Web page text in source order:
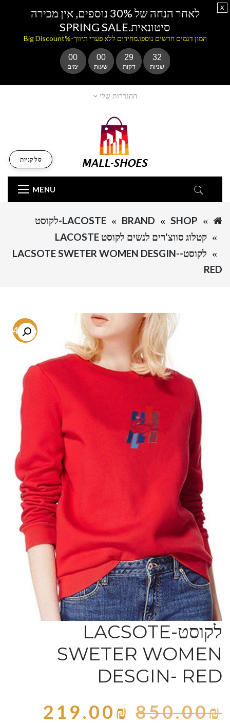
ההגדרות שלי
MENU
סל קניות
SHOP
BRAND
LACOSTE-לקוסט
קטלוג סווצ'רים לנשים לקוסט LACOSTE
לקוסט-LACSOTE SWETER WOMEN DESGIN-
RED
-74.2%
לקוסט-LACSOTE
SWETER WOMEN
DESGIN- RED
850.00₪
219.00₪
לאחר הנחה של 30% נוספים, אין מכירה
סיטונאית.SPRING SALE
המון דגמים חדשים נוספו.מחירים ללא פערי תיווך-%Big Discount
00
ימים
00
שעות
29
דקות
32
שניות
x